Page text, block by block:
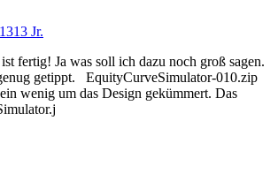
13 Jr.
fertig! Ja was soll ich dazu noch groß sagen.
getippt. EquityCurveSimulator-010.zip
wenig um das Design gekümmert. Das